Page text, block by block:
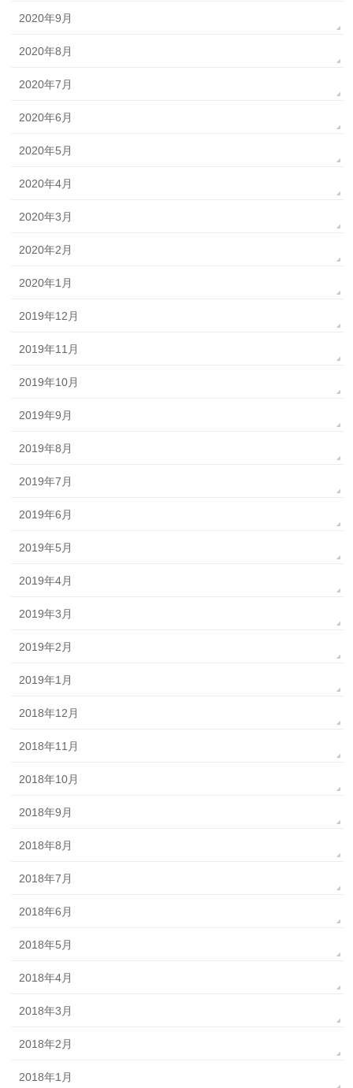
2020年9月
2020年8月
2020年7月
2020年6月
2020年5月
2020年4月
2020年3月
2020年2月
2020年1月
2019年12月
2019年11月
2019年10月
2019年9月
2019年8月
2019年7月
2019年6月
2019年5月
2019年4月
2019年3月
2019年2月
2019年1月
2018年12月
2018年11月
2018年10月
2018年9月
2018年8月
2018年7月
2018年6月
2018年5月
2018年4月
2018年3月
2018年2月
2018年1月